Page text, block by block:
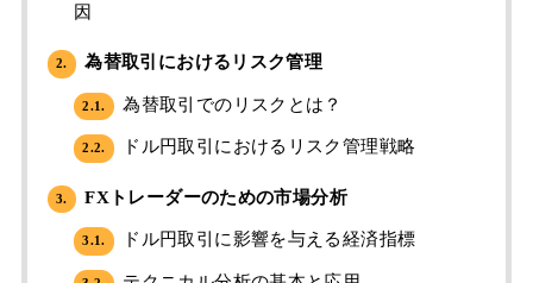
因
2. 為替取引におけるリスク管理
2.1. 為替取引でのリスクとは？
2.2. ドル円取引におけるリスク管理戦略
3. FXトレーダーのための市場分析
3.1. ドル円取引に影響を与える経済指標